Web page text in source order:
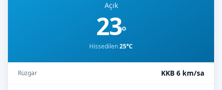
Açık
23°
Hissedilen25°C
Rüzgar KKB 6 km/sa